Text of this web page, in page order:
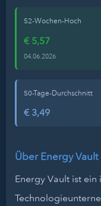
52-Wochen-Hoch
€ 5,57
04.06.2026
50-Tage-Durchschnitt
€ 3,49
Über Energy
Energy Vault ist ein